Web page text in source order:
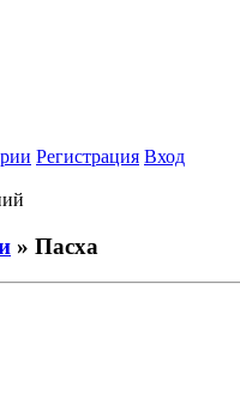
Регистрация Вход
» Пасха